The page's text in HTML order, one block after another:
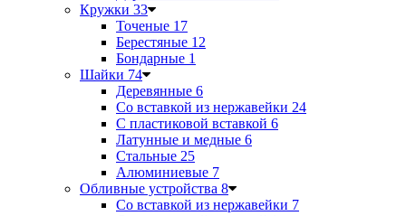
Кружки 33
Точеные 17
Берестяные 12
Бондарные 1
Шайки 74
Деревянные 6
Со вставкой из нержавейки 24
С пластиковой вставкой 6
Латунные и медные 6
Стальные 25
Алюминиевые 7
Обливные устройства 8
Со вставкой из нержавейки 7